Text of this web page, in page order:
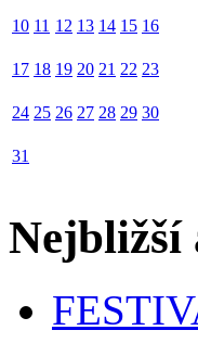
10 11 12 13 14 15 16
17 18 19 20 21 22 23
24 25 26 27 28 29 30
31
Nejbližší